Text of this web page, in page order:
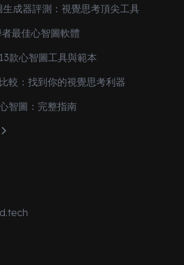
成器評測：視覺思考頂尖工具
最佳心智圖軟體
款心智圖工具與範本
較：找到你的視覺思考利器
智圖：完整指南